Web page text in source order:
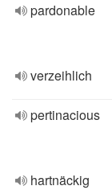
pardonable
verzeihlich
pertinacious
hartnäckig